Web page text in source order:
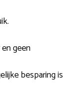
geen
besparing is